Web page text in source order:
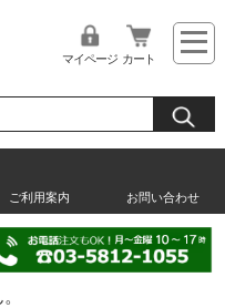
マイページ カート
ご利用案内 お問い合わせ